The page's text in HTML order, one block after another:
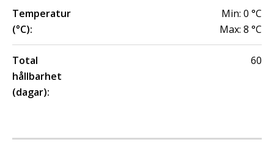
Temperatur
(°C):
Min: 0 °C
Max: 8 °C
Total
hållbarhet
(dagar):
60